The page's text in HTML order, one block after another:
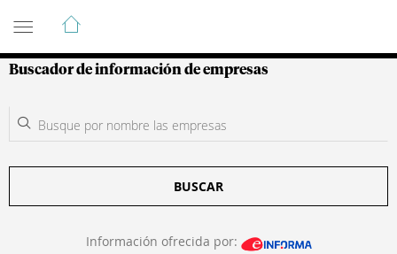
Guía de Empresas Colombianas
Buscador de información de empresas
BUSCAR
Información ofrecida por: